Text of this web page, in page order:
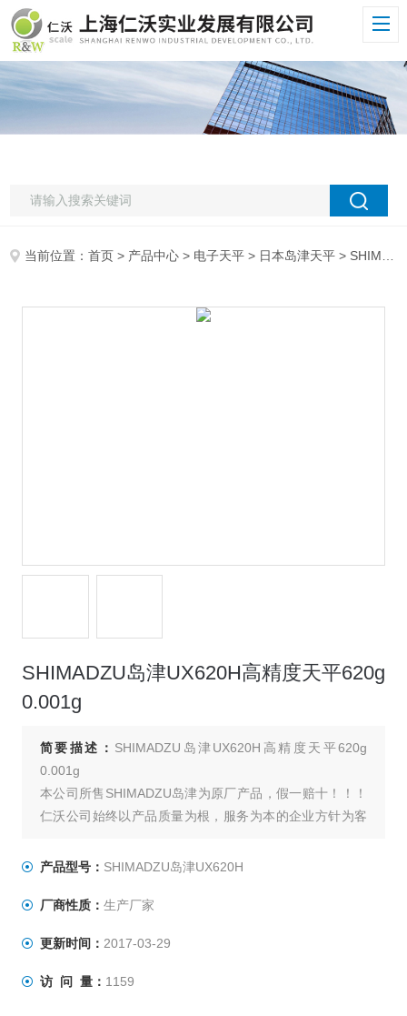
当前位置：首页 > 产品中心 > 电子天平 > 日本岛津天平 > SHIMADZU岛津UX620HSHIMADZU岛津UX620H高精度天平620g 0.001g
SHIMADZU岛津UX620H高精度天平620g
0.001g
简要描述： SHIMADZU岛津UX620H高精度天平620g
0.001g
本公司所售SHIMADZU岛津为原厂产品，假一赔十！！！
仁沃公司始终以产品质量为根，服务为本的企业方针为客
称重仪表及各类衡器配件的加工制造及维修.
产品型号： SHIMADZU岛津UX620H
厂商性质： 生产厂家
更新时间： 2017-03-29
访 问 量： 1159